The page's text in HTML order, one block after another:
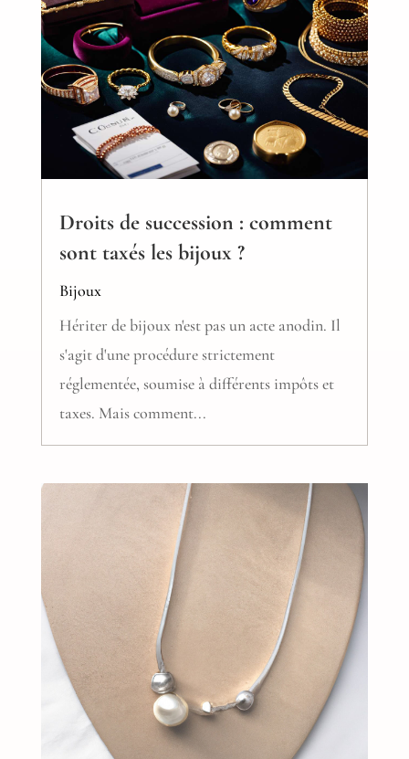
Droits de succession : comment
sont taxés les bijoux ?
Bijoux
Hériter de bijoux n'est pas un acte anodin. Il
s'agit d'une procédure strictement
réglementée, soumise à différents impôts et
taxes. Mais comment...